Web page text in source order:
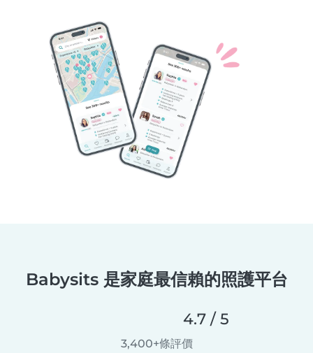
Babysits 是家庭最信賴的照護平台
4.7 / 5
3,400+條評價